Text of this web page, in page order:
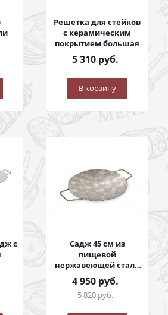
Решетка для стейков
с керамическим
покрытием большая
5 310руб.
В корзину
с
Садж 45 см из
пищевой
нержавеющей стали
с коваными ручками
4 950руб.
5 820руб.